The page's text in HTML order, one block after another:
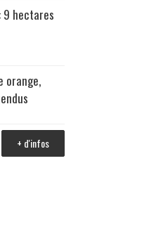
9 hectares
orange,
+ d'infos